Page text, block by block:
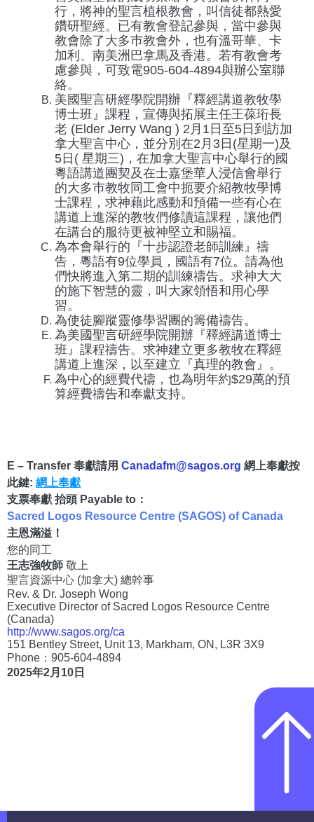
行，將神的聖言植根教會，叫信徒都熱愛
鑽研聖經。已有教會登記參與，當中參與
教會除了大多巿教會外，也有溫哥華、卡
加利、南美洲巴拿馬及香港。若有教會考
慮參與，可致電905-604-4894與辦公室聯
絡。
美國聖言研經學院開辦『釋經講道教牧學
博士班』課程，宣傳與拓展主任王葆珩長
老 (Elder Jerry Wang ) 2月1日至5日到訪加
拿大聖言中心，並分別在2月3日(星期一)及
5日( 星期三)，在加拿大聖言中心舉行的國
粵語講道團契及在士嘉堡華人浸信會舉行
的大多巿教牧同工會中扼要介紹教牧學博
士課程，求神藉此感動和預備一些有心在
講道上進深的教牧們修讀這課程，讓他們
在講台的服待更被神堅立和賜福。
為本會舉行的『十步認證老師訓練』禱
告，粵語有9位學員，國語有7位。請為他
們快將進入第二期的訓練禱告。求神大大
的施下智慧的靈，叫大家領悟和用心學
習。
為使徒腳蹤靈修學習團的籌備禱告。
為美國聖言研經學院開辦『釋經講道博士
班』課程禱告。求神建立更多教牧在釋經
講道上進深，以至建立『真理的教會』。
為中心的經費代禱，也為明年約$29萬的預
算經費禱告和奉獻支持。
E – Transfer 奉獻請用 Canadafm@sagos.org 網上奉獻按
此鍵: 網上奉獻
支票奉獻 抬頭 Payable to：
Sacred Logos Resource Centre (SAGOS) of Canada
主恩滿溢！
您的同工
王志強牧師 敬上
聖言資源中心 (加拿大) 總幹事
Rev. & Dr. Joseph Wong
Executive Director of Sacred Logos Resource Centre
(Canada)
http://www.sagos.org/ca
151 Bentley Street, Unit 13, Markham, ON, L3R 3X9
Phone：905-604-4894
2025年2月10日